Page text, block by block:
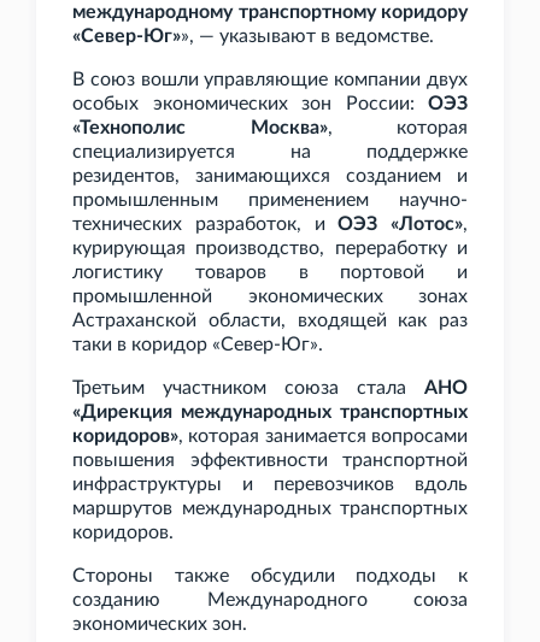
международному транспортному коридору
«Север-Юг»», — указывают в ведомстве.
В союз вошли управляющие компании двух
особых экономических зон России: ОЭЗ
«Технополис Москва», которая
специализируется на поддержке
резидентов, занимающихся созданием и
промышленным применением научно-
технических разработок, иОЭЗ «Лотос»,
курирующая производство, переработку и
логистику товаров в портовой и
промышленной экономических зонах
Астраханской области, входящей как раз
таки в коридор «Север-Юг».
Третьим участником союза стала АНО
«Дирекция международных транспортных
коридоров», которая занимается вопросами
повышения эффективности транспортной
инфраструктуры и перевозчиков вдоль
маршрутов международных транспортных
коридоров.
Стороны также обсудили подходы к
созданию Международного союза
экономических зон.